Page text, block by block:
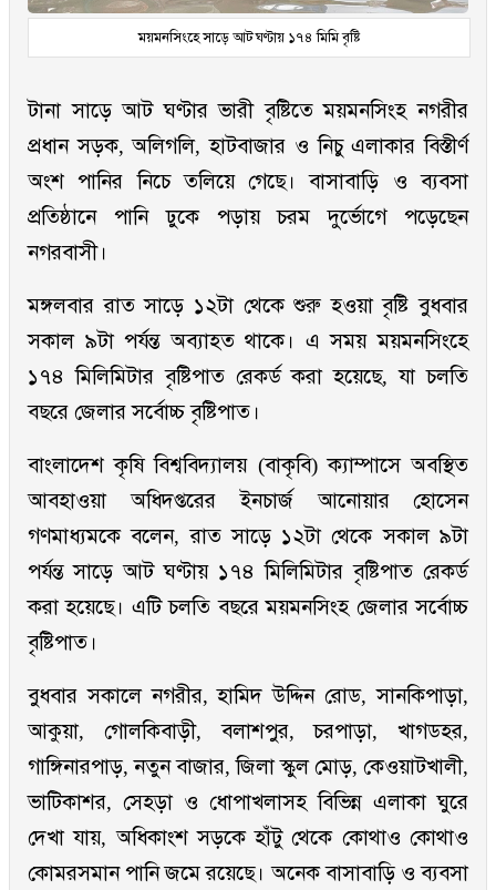
ময়মনসিংহে সাড়ে আট ঘণ্টায় ১৭৪ মিমি বৃষ্টি
টানা সাড়ে আট ঘণ্টার ভারী বৃষ্টিতে ময়মনসিংহ নগরীর
প্রধান সড়ক, অলিগলি, হাটবাজার ও নিচু এলাকার বিস্তীর্ণ
অংশ পানির নিচে তলিয়ে গেছে। বাসাবাড়ি ও ব্যবসা
প্রতিষ্ঠানে পানি ঢুকে পড়ায় চরম দুর্ভোগে পড়েছেন
নগরবাসী।
মঙ্গলবার রাত সাড়ে ১২টা থেকে শুরু হওয়া বৃষ্টি বুধবার
সকাল ৯টা পর্যন্ত অব্যাহত থাকে। এ সময় ময়মনসিংহে
১৭৪ মিলিমিটার বৃষ্টিপাত রেকর্ড করা হয়েছে, যা চলতি
বছরে জেলার সর্বোচ্চ বৃষ্টিপাত।
বাংলাদেশ কৃষি বিশ্ববিদ্যালয় (বাকৃবি) ক্যাম্পাসে অবস্থিত
আবহাওয়া অধিদপ্তরের ইনচার্জ আনোয়ার হোসেন
গণমাধ্যমকে বলেন, রাত সাড়ে ১২টা থেকে সকাল ৯টা
পর্যন্ত সাড়ে আট ঘণ্টায় ১৭৪ মিলিমিটার বৃষ্টিপাত রেকর্ড
করা হয়েছে। এটি চলতি বছরে ময়মনসিংহ জেলার সর্বোচ্চ
বৃষ্টিপাত।
বুধবার সকালে নগরীর, হামিদ উদ্দিন রোড, সানকিপাড়া,
আকুয়া, গোলকিবাড়ী, বলাশপুর, চরপাড়া, খাগডহর,
গাঙ্গিনারপাড়, নতুন বাজার, জিলা স্কুল মোড়, কেওয়াটখালী,
ভাটিকাশর, সেহড়া ও ধোপাখলাসহ বিভিন্ন এলাকা ঘুরে
দেখা যায়, অধিকাংশ সড়কে হাঁটু থেকে কোথাও কোথাও
কোমরসমান পানি জমে রয়েছে। অনেক বাসাবাড়ি ও ব্যবসা